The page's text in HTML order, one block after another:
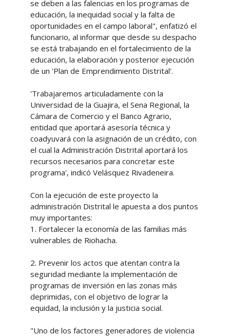
se deben a las falencias en los programas de
educación, la inequidad social y la falta de
oportunidades en el campo laboral", enfatizó el
funcionario, al informar que desde su despacho
se está trabajando en el fortalecimiento de la
educación, la elaboración y posterior ejecución
de un 'Plan de Emprendimiento Distrital'.
'Trabajaremos articuladamente con la
Universidad de la Guajira, el Sena Regional, la
Cámara de Comercio y el Banco Agrario,
entidad que aportará asesoría técnica y
coadyuvará con la asignación de un crédito, con
el cual la Administración Distrital aportará los
recursos necesarios para concretar este
programa', indicó Velásquez Rivadeneira.
Con la ejecución de este proyecto la
administración Distrital le apuesta a dos puntos
muy importantes:
1. Fortalecer la economía de las familias más
vulnerables de Riohacha.
2. Prevenir los actos que atentan contra la
seguridad mediante la implementación de
programas de inversión en las zonas más
deprimidas, con el objetivo de lograr la
equidad, la inclusión y la justicia social.
"Uno de los factores generadores de violencia